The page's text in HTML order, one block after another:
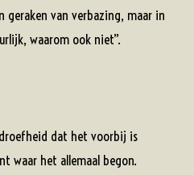
van verbazing, maar in
waarom ook niet”.
dat het voorbij is
waar het allemaal begon.